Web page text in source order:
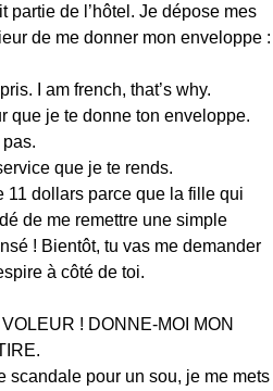
partie de l’hôtel. Je dépose mes
de me donner mon enveloppe :
I am french, that’s why.
que je te donne ton enveloppe.
que je te rends.
11 dollars parce que la fille qui
de me remettre une simple
! Bientôt, tu vas me demander
à côté de toi.
! DONNE-MOI MON
scandale pour un sou, je me mets